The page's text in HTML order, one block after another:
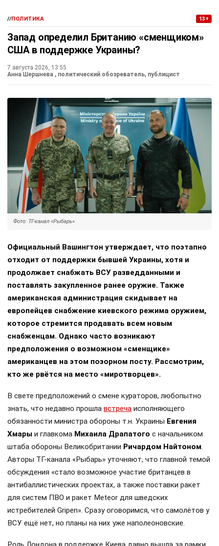
//ПОЛИТИКА 13+
Запад определил Британию «сменщиком»
США в поддержке Украины?
7 августа 2026, 13:55
Анна Шершнева , политический обозреватель, публицист
Фото: ТГ-канал «Рыбарь»
Официальный Вашингтон утверждает, что поэтапно
отходит от поддержки бывшей Украины, хотя и
продолжает снабжать ВСУ разведданными и
поставлять закупленное ранее оружие. Также
американская администрация скидывает на
европейцев снабжение киевского режима оружием,
которое стремится продавать всем новым
снабженцам. Однако часто возникают
предположения о возможном «сменщике»
американцев на этом позорном посту. Рассмотрим,
кто же рвётся на место «миротворцев».
В свете предположений о смене кураторов, любопытно
знать, что недавно прошла встреча исполняющего
обязанности министра обороны т.н. Украины Евгения
Хмары и главкома Михаила Драпатого с начальником
штаба обороны Великобритании Ричардом Найтоном.
Авторы ТГ-канала «Рыбарь» уточняют, что главной темой
обсуждения «стало возможное участие британцев в
антибаллистических проектах, а также поставки ракет
для систем ПВО и ракет Meteor для шведских
истребителей Gripen». Сразу оговоримся, что самолётов у
ВСУ ещё нет, но планы на них уже наполеоновские.